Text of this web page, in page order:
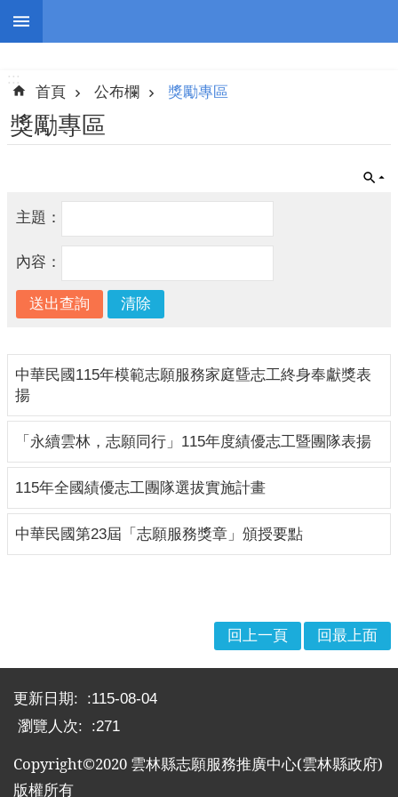
跳到主要內容區塊
搜
識
們
工
隊
公
布
欄
法
規
專
區
志
招
募
互
動
:::
首頁 公布欄 獎勵專區
獎勵專區
主題：
內容：
中華民國115年模範志願服務家庭曁志工終身奉獻獎表
揚
「永續雲林，志願同行」115年度績優志工暨團隊表揚
115年全國績優志工團隊選拔實施計畫
中華民國第23屆「志願服務獎章」頒授要點
回上一頁 回最上面
更新日期:
115-08-04
瀏覽人次:
271
Copyright©2020 雲林縣志願服務推廣中心(雲林縣政府)
版權所有